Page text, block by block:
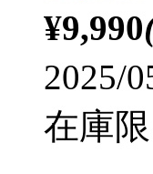
¥9,990
2025/
在庫限